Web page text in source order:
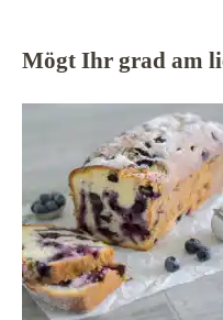
Mögt Ihr grad am